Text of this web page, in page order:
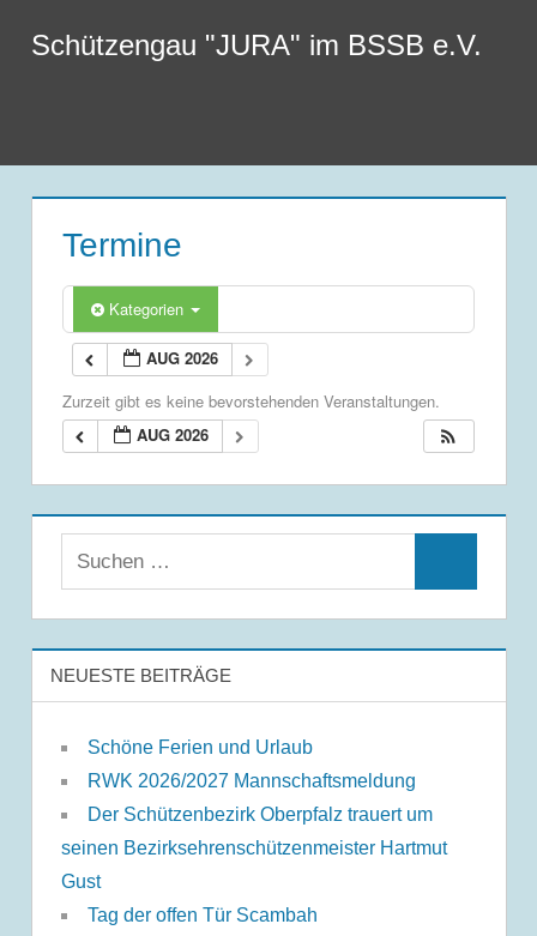
InhaltSchützengau "JURA" im BSSB e.V.
Termine
Kategorien
AUG 2026
Zurzeit gibt es keine bevorstehenden Veranstaltungen.
AUG 2026
NEUESTE BEITRÄGE
Schöne Ferien und Urlaub
RWK 2026/2027 Mannschaftsmeldung
Der Schützenbezirk Oberpfalz trauert um
seinen Bezirksehrenschützenmeister Hartmut
Gust
Tag der offen Tür Scambah